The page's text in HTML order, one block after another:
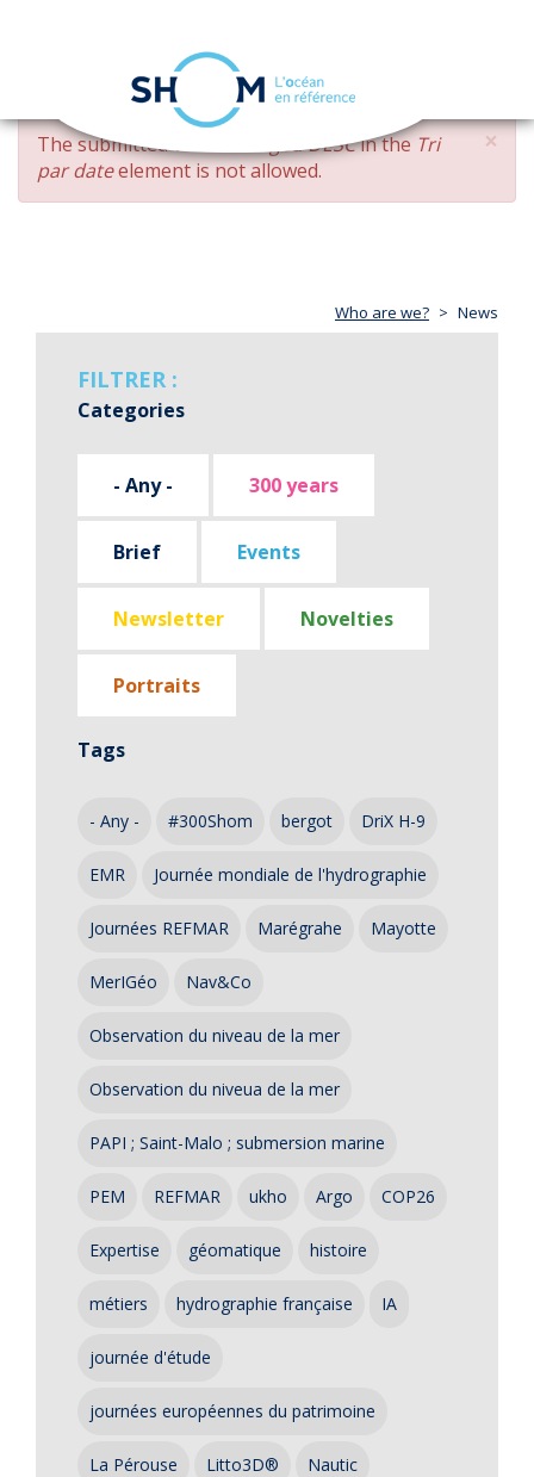
Skip
main
content
navigation
×
ERROR
MESSAGE
The submitted value changed DESCin the Tri
par dateelement is not allowed.
Who are we? News
FILTRER :
Categories
- Any - 300 years
Brief Events
Newsletter Novelties
Portraits
Tags
- Any - #300Shom bergot DriX H-9
EMR Journée mondiale de l'hydrographie
Journées REFMAR Marégrahe Mayotte
MerIGéo Nav&Co
Observation du niveau de la mer
Observation du niveua de la mer
PAPI ; Saint-Malo ; submersion marine
PEM REFMAR ukho Argo COP26
Expertise géomatique histoire
métiers hydrographie française IA
journée d'étude
journées européennes du patrimoine
La Pérouse Litto3D® Nautic